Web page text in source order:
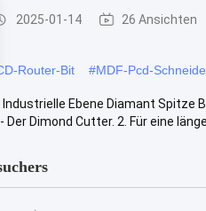
2025-01-14 26 Ansichten
Router-Bit #MDF-Pcd-
Ebene Diamant Spitze
Dimond Cutter. 2. Für eine